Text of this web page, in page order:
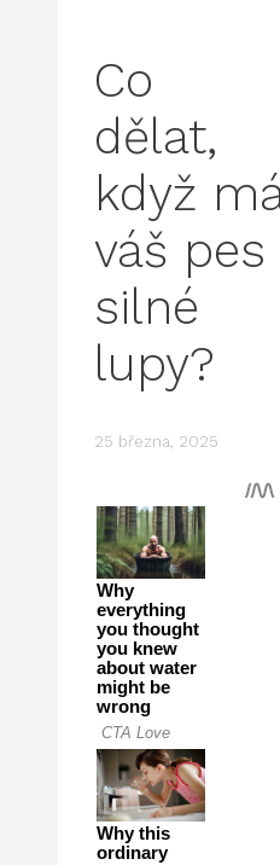
Co
dělat,
když
váš pes
silné
lupy?
25 března, 2025